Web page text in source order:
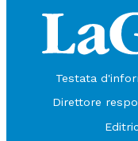
Testata
Direttore